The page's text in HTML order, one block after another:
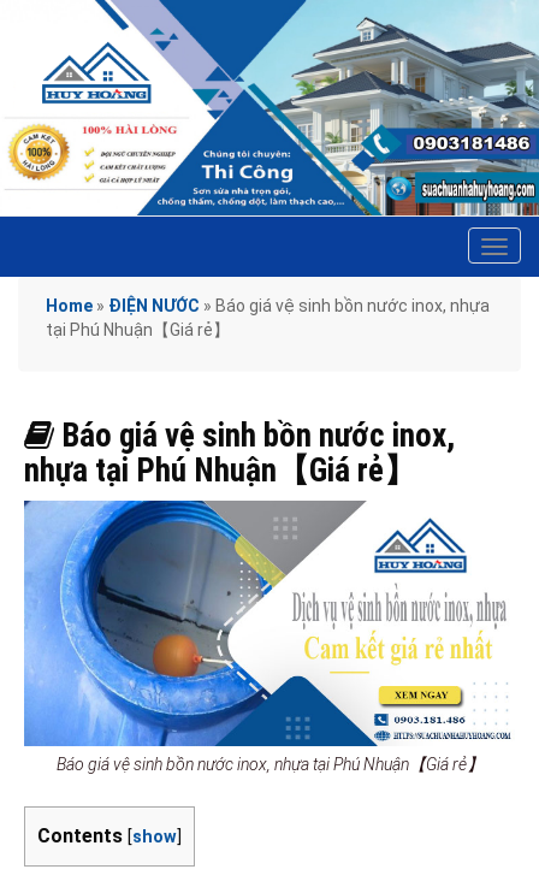
Home » ĐIỆN NƯỚC » Báo giá vệ sinh bồn nước inox, nhựa
tại Phú Nhuận【Giá rẻ】
Báo giá vệ sinh bồn nước inox,
nhựa tại Phú Nhuận【Giá rẻ】
Báo giá vệ sinh bồn nước inox, nhựa tại Phú Nhuận【Giá rẻ】
Contents [show]